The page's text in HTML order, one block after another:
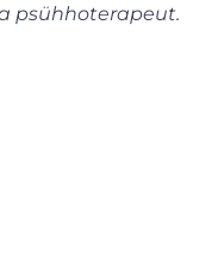
psühhoterapeut.